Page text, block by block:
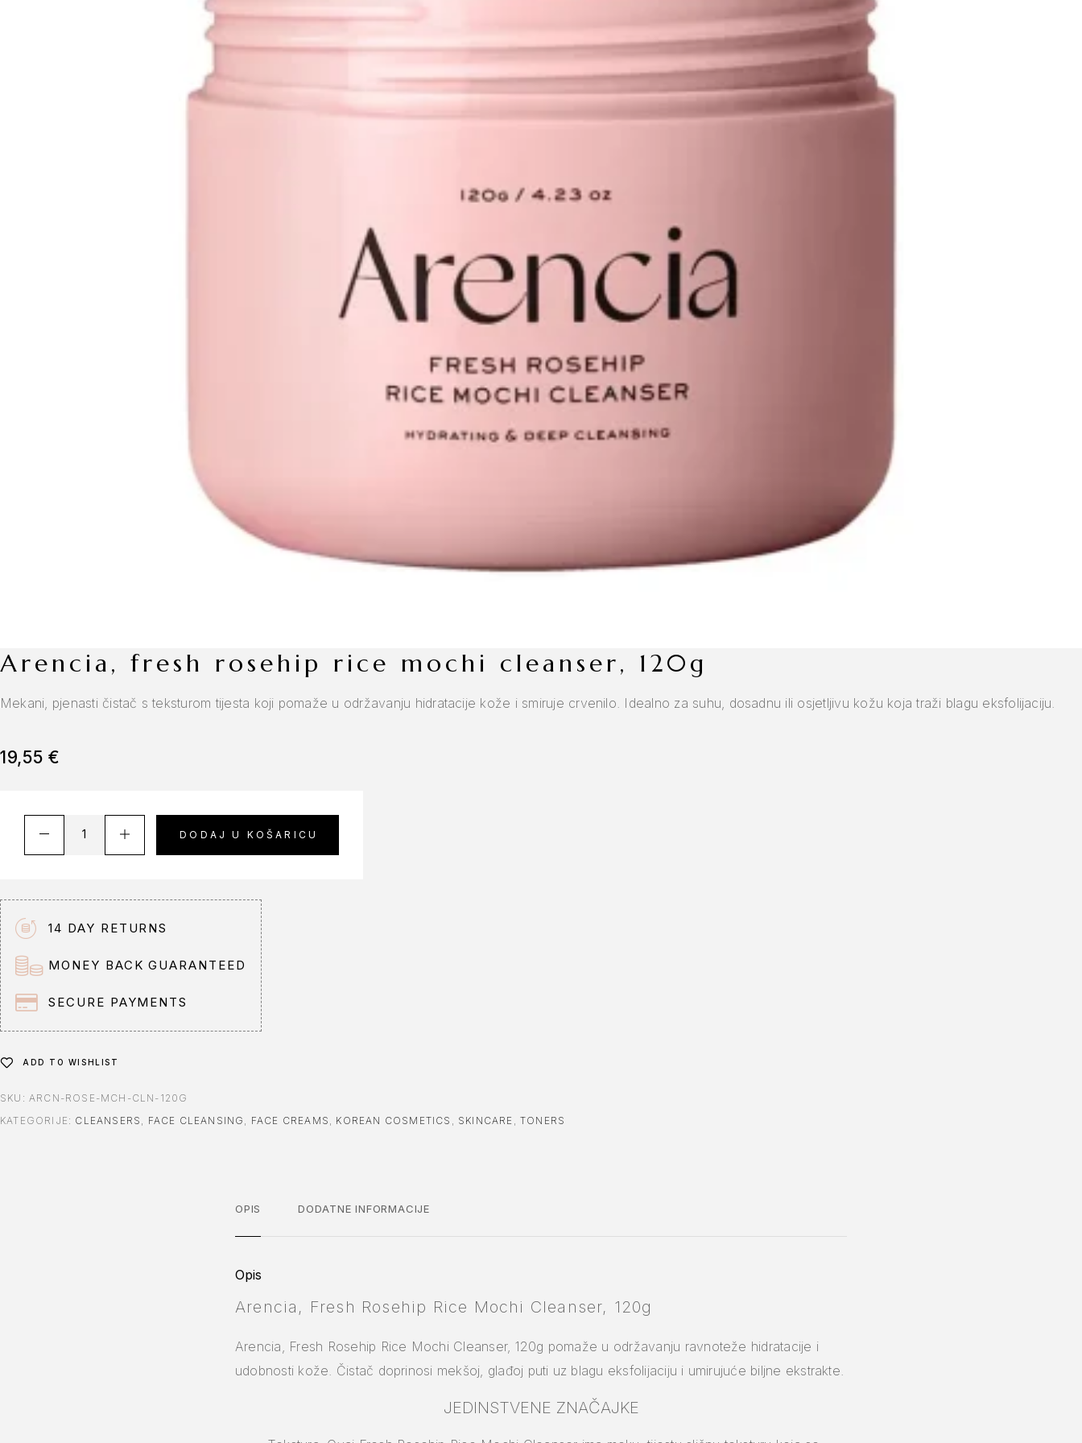
arencia, fresh rosehip rice mochi cleanser, 120g
Mekani, pjenasti čistač s teksturom tijesta koji pomaže u održavanju hidratacije kože i smiruje crvenilo. Idealno za suhu, dosadnu ili osjetljivu kožu koja traži blagu eksfolijaciju.
19,55 €
DODAJ U KOŠARICU
r
n
a
t
i
v
:
14 DAY RETURNS
MONEY BACK GUARANTEED
SECURE PAYMENTS
ADD TO WISHLIST
SKU: ARCN-ROSE-MCH-CLN-120G
KATEGORIJE: CLEANSERS FACE CLEANSING FACE CREAMS KOREAN COSMETICS SKINCARE ,TONERS
OPIS DODATNE INFORMACIJE
Opis
Arencia, Fresh Rosehip Rice Mochi Cleanser, 120g
Arencia, Fresh Rosehip Rice Mochi Cleanser, 120g pomaže u održavanju ravnoteže hidratacije i
udobnosti kože. Čistač doprinosi mekšoj, glađoj puti uz blagu eksfolijaciju i umirujuće biljne ekstrakte.
JEDINSTVENE ZNAČAJKE